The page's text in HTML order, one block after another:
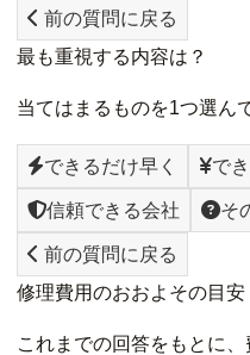
前の質問に戻る
最も重視する内容は？
当てはまるものを1つ選ん
できるだけ早く で
信頼できる会社 そ
前の質問に戻る
修理費用のおおよその目安
これまでの回答をもとに